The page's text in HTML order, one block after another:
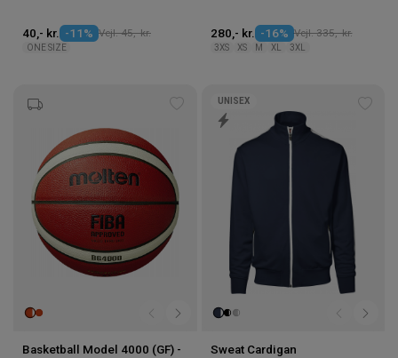
40,- kr. -11% Vejl. 45,- kr.
ONE SIZE
280,- kr. -16% Vejl. 335,- kr.
3XS XS M XL 3XL
ønskeliste
Basketball Model 4000 (GF) -
UNISEX
Sweat Cardigan